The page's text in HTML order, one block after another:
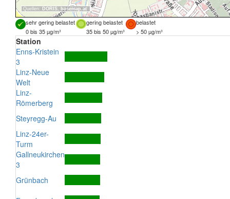
Quellen: DORIS, basemap.at
sehr gering belastet gering belastet
belastet
0 bis 35 µg/m³
35 bis 50 µg/m³ > 50 µg/m³
Station
Enns-Kristein
3
Linz-Neue
Welt
Linz-
Römerberg
Steyregg-Au
Linz-24er-
Turm
Gallneukirchen
3
Grünbach